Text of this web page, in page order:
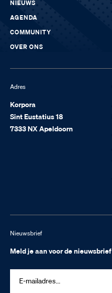
NIEUWS
AGENDA
COMMUNITY
OVER ONS
Adres
Korpora
Sint Eustatius 18
7333 NX Apeldoorn
Nieuwsbrief
Meld je aan voor de nieuwsbrief